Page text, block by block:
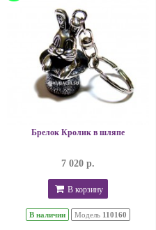
Брелок Кролик в шляпе
7 020 р.
В корзину
В наличии Модель 110160